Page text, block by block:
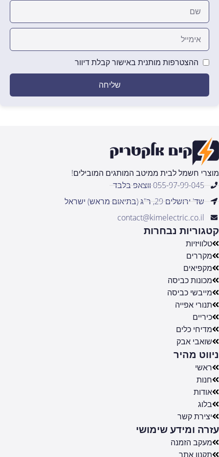
ההצטרפות מותנית באישור קבלת דיוור
שליחה
מוצרי חשמל לבית ממיטב המותגים המובילים!
055-97-99-045 ווצאפ בלבד
שד' ירושלים 29, ר"ג (בתיאום מראש) ישראל
contact@kimelectric.co.il
קטגוריות נבחרות
טלוויזיות
מקררים
מקפיאים
מכונות כביסה
מייבשי כביסה
תנורי אפייה
כיריים
מדיחי כלים
שואבי אבק
ניווט מהיר
ראשי
חנות
אודות
בלוג
יצירת קשר
עזרה ומידע שימושי
מעקב הזמנה
תקנון אתר